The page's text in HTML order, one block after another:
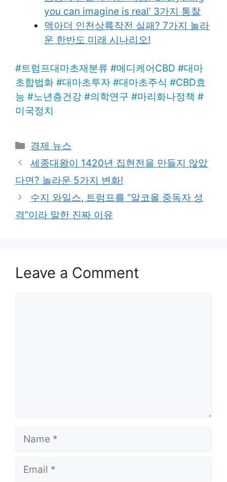
you can imagine is real’ 3가지 통찰
맥아더 인천상륙작전 실패? 7가지 놀라
운 한반도 미래 시나리오!
#트럼프대마초재분류 #메디케어CBD #대마
초합법화 #대마초투자 #대마초주식 #CBD효
능 #노년층건강 #의학연구 #마리화나정책 #
미국정치
Categories
경제 뉴스
세종대왕이 1420년 집현전을 만들지 않았
다면? 놀라운 5가지 변화!
수지 와일스, 트럼프를 “알코올 중독자 성
격”이라 말한 진짜 이유
Leave a Comment
Name
Email